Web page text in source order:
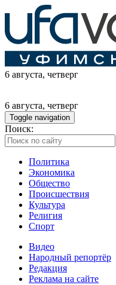
6 августа, четверг
6 августа, четверг
Toggle navigation
Поиск:
Политика
Экономика
Общество
Происшествия
Культура
Религия
Спорт
Видео
Народный репортёр
Редакция
Реклама на сайте